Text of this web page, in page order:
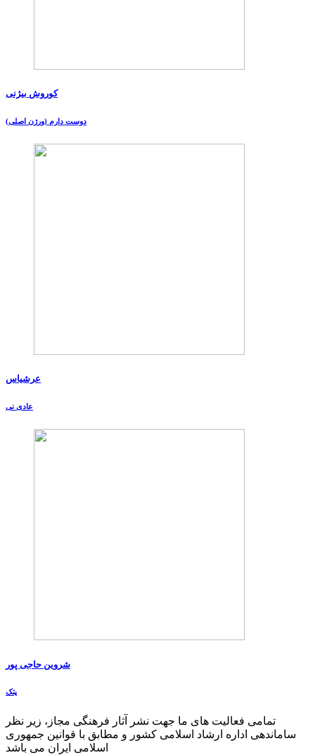
کوروش بیژنی
دوست دارم (ورژن اصلی)
عرشیاس
عادی نی
شروین حاجی پور
پتک
تمامی فعالیت های ما جهت نشر آثار فرهنگی مجاز، زیر نظر
ساماندهی اداره ارشاد اسلامی کشور و مطابق با قوانین جمهوری
اسلامی ایران می باشد